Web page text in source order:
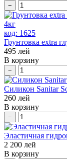
−
код: 1625
Грунтовка extra
495 лей
В корзину
−
Силикон Sanitar
260 лей
В корзину
−
Эластичная
2 200 лей
В корзину